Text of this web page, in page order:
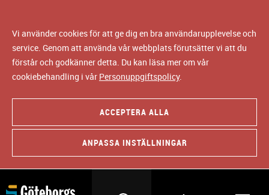
Vi använder cookies för att ge dig en bra användarupplevelse och
service. Genom att använda vår webbplats förutsätter vi att du
förstår och godkänner detta. Du kan läsa mer om vår
cookiebehandling i vår Personuppgiftspolicy.
ACCEPTERA ALLA
ANPASSA INSTÄLLNINGAR